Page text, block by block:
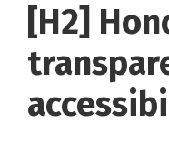
[H2]